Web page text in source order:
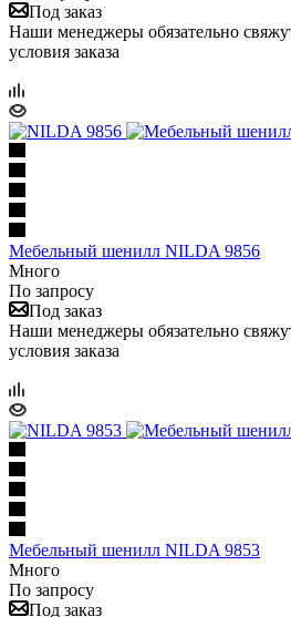
Под заказ
Наши менеджеры обязательно
условия заказа
Мебельный шенилл NILDA 9856
Много
По запросу
Под заказ
Наши менеджеры обязательно
условия заказа
Мебельный шенилл NILDA 9853
Много
По запросу
Под заказ